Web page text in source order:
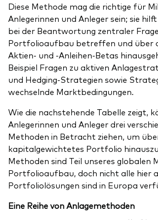
Diese Methode mag die richtige für
Anlegerinnen und Anleger sein; sie
bei der Beantwortung zentraler
Portfolioaufbau betreffen und über
Aktien- und -Anleihen-Betas
Beispiel Fragen zu aktiven
und Hedging-Strategien sowie
wechselnde Marktbedingungen.
Wie die nachstehende Tabelle zeigt,
Anlegerinnen und Anleger drei
Methoden in Betracht ziehen, um
kapitalgewichtetes Portfolio
Methoden sind Teil unseres globalen
Portfolioaufbau, doch nicht alle hier
Portfoliolösungen sind in Europa
Eine Reihe von Anlagemethoden